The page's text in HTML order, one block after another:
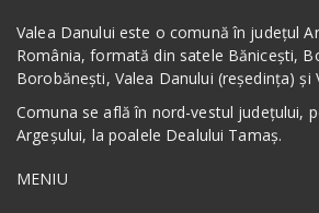
Valea Danului este o comună în județul
România, formată din satele Bănicești,
Borobănești, Valea Danului (reședința) și
Comuna se află în nord-vestul județului,
Argeșului, la poalele Dealului Tamaș.
MENIU